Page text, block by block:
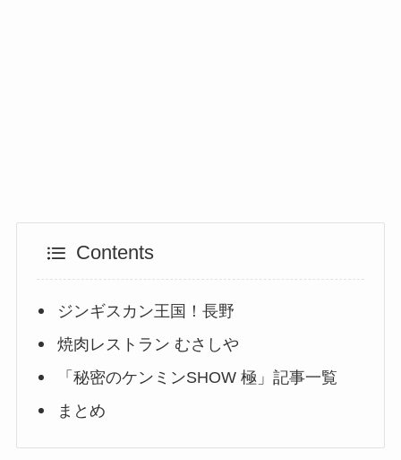
Contents
ジンギスカン王国！長野
焼肉レストラン むさしや
「秘密のケンミンSHOW 極」記事一覧
まとめ